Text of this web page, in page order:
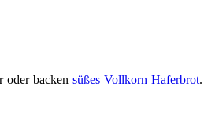
oder backensüßes Vollkorn Haferbrot.